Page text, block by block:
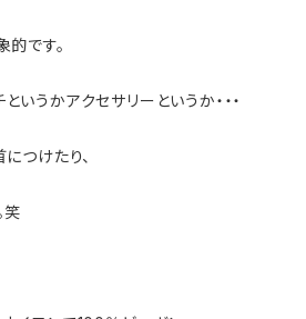
です。
うかアクセサリーというか・・・
つけたり、
笑